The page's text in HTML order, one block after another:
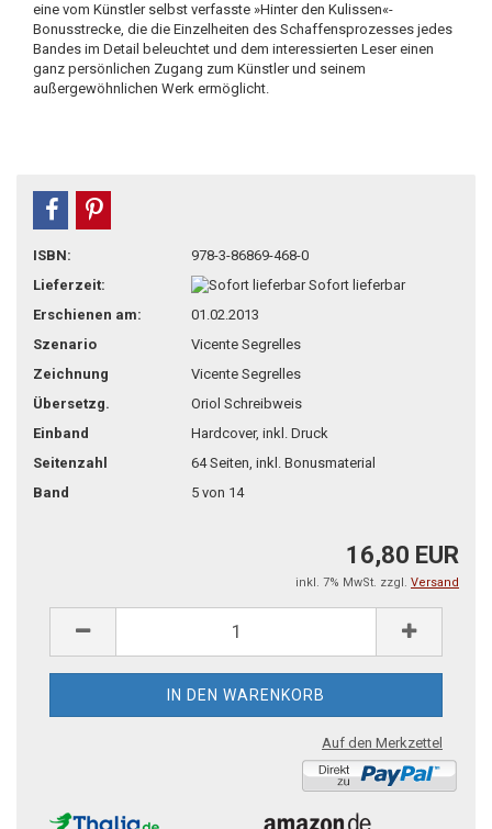
eine vom Künstler selbst verfasste »Hinter den Kulissen«-
Bonusstrecke, die die Einzelheiten des Schaffensprozesses jedes
Bandes im Detail beleuchtet und dem interessierten Leser einen
ganz persönlichen Zugang zum Künstler und seinem
außergewöhnlichen Werk ermöglicht.
teilen
ISBN:
978-3-86869-468-0
Lieferzeit:
Sofort lieferbar
Erschienen am:
01.02.2013
Szenario
Vicente Segrelles
Zeichnung
Vicente Segrelles
Übersetzg.
Oriol Schreibweis
Einband
Hardcover, inkl. Druck
Seitenzahl
64 Seiten, inkl. Bonusmaterial
Band
5 von 14
16,80 EUR
inkl. 7% MwSt. zzgl. Versand
Auf den Merkzettel